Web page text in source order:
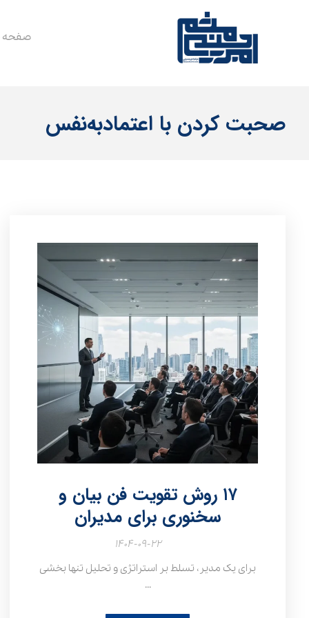
صحبت کردن با اعتمادبه‌نفس
۱۷ روش تقویت فن بیان و
سخنوری برای مدیران
۱۴۰۴-۰۹-۲۲
برای یک مدیر، تسلط بر استراتژی و تحلیل تنها بخشی
...